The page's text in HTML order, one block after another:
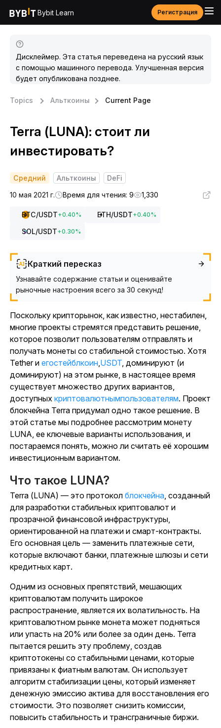
Bybit Learn Регистрация
Дисклеймер. Эта статья переведена на русский язык
с помощью машинного перевода. Улучшенная версия
будет опубликована позднее.
Topics Альткоины Current Page
Terra (LUNA): стоит ли
инвестировать?
Средний Альткоины
DeFi
10 мая 2021 г.
Время для чтения: 9 1,330
BTC/USDT+0.40% ETH/USDT+0.40%
SOL/USDT+0.30%
Краткий пересказ
Узнавайте содержание статьи и оценивайте
рыночные настроения всего за 30 секунд!
Поскольку крипторынок, как известно, нестабилен,
многие проекты стремятся представить решение,
которое позволит пользователям отправлять и
получать монеты со стабильной стоимостью. Хотя
Tether и егостейблкоин,USDT, доминируют (и
доминируют) на этом рынке, в настоящее время
существует множество других вариантов,
доступных криптовалютнымпользователям. Проект
блокчейна Terra придумал одно такое решение. В
этой статье мы подробнее рассмотрим монету
LUNA, ее ключевые варианты использования, и
постараемся понять, можно ли считать её хорошим
инвестиционным вариантом.
Что такое LUNA?
Terra (LUNA) — это протокол блокчейна, созданный
для разработки стабильных криптовалют и
прозрачной финансовой инфраструктуры,
ориентированной на платежи и смарт-контракты.
Его основная цель — заменить платежные сети,
которые включают банки, платежные шлюзы и сети
кредитных карт.
Одним из основных препятствий, мешающих
криптовалютам получить широкое
распространение, является их волатильность. На
криптовалютном рынке монета может подняться
или упасть на 20% или более за один день. Terra
пытается решить эту проблему, создав
криптотокены со стабильными ценами, которые
привязаны к фиатным валютам. Он использует
алгоритм стабилизации цены, который изменяет
денежную эмиссию актива для восстановления его
стоимости. Это позволяет снизить комиссии,
повысить стабильность и трансграничные биржи.